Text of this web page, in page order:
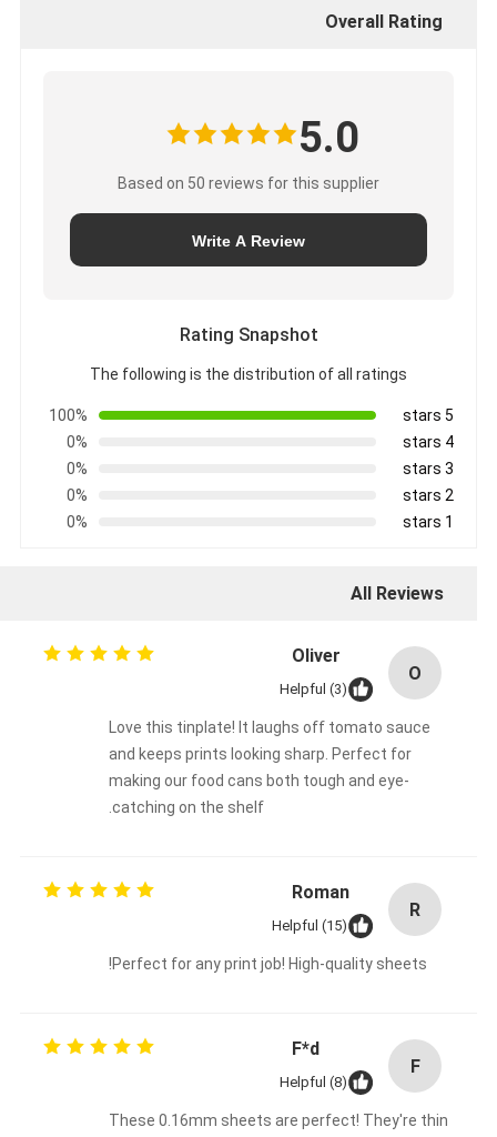
Overall Rating
5.0
Based on 50 reviews for this supplier
Write A Review
Rating Snapshot
The following is the distribution of all ratings
5 stars
100%
4 stars
0%
3 stars
0%
2 stars
0%
1 stars
0%
All Reviews
O
Oliver
Helpful (3)
Love this tinplate! It laughs off tomato sauce
and keeps prints looking sharp. Perfect for
making our food cans both tough and eye-
catching on the shelf.
R
Roman
Helpful (15)
Perfect for any print job! High-quality sheets!
F
F*d
Helpful (8)
These 0.16mm sheets are perfect! They're thin